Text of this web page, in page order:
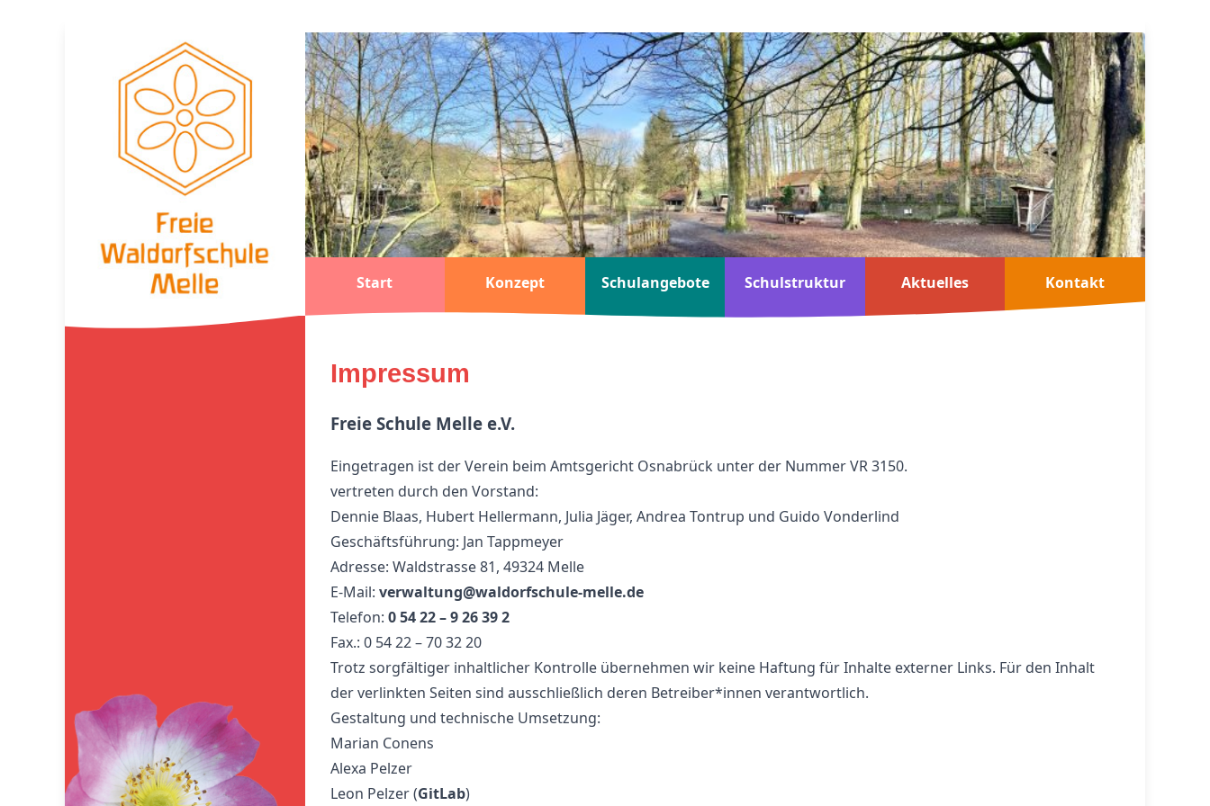
Start Konzept Schulangebote Schulstruktur Aktuelles Kontakt
Impressum
Freie Schule Melle e.V.
Eingetragen ist der Verein beim Amtsgericht Osnabrück unter der Nummer VR 3150.
vertreten durch den Vorstand:
Dennie Blaas, Hubert Hellermann, Julia Jäger, Andrea Tontrup und Guido Vonderlind
Geschäftsführung: Jan Tappmeyer
Adresse: Waldstrasse 81, 49324 Melle
E-Mail: verwaltung@waldorfschule-melle.de
Telefon: 0 54 22 – 9 26 39 2
Fax.: 0 54 22 – 70 32 20
Trotz sorgfältiger inhaltlicher Kontrolle übernehmen wir keine Haftung für Inhalte externer Links. Für den Inhalt
der verlinkten Seiten sind ausschließlich deren Betreiber*innen verantwortlich.
Gestaltung und technische Umsetzung:
Marian Conens
Alexa Pelzer
Leon Pelzer (GitLab)